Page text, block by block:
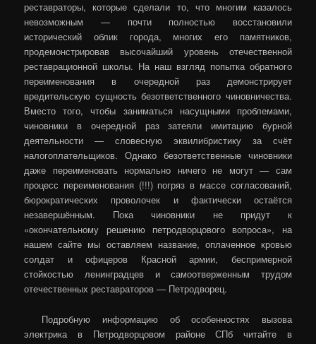
реставраторы, которые сделали то, что многим казалось
невозможным — почти полностью восстановили
исторический облик города, многих его памятников,
продемонстрировав высочайший уровень отечественной
реставрационной школы. На наш взгляд попытка обратного
переименования в очередной раз демонстрирует
вредительскую сущность безответственного чиновничества.
Вместо того, чтобы заниматься насущными проблемами,
чиновники в очередной раз затеяли имитацию бурной
деятельности — словесную эквилибристику за счёт
налогоплательщиков. Однако безответственные чиновники
даже переименовать нормально ничего не могут — сам
процесс переименования (!!!) погряз в массе согласований,
бюрократических проволочек и фактически остаётся
незавершённым. Пока чиновники не придут к
«окончательному решению петродворцового вопроса», на
нашем сайте мы оставляем название, оплаченное кровью
солдат и офицеров Красной армии, беспримерной
стойкостью ленинградцев и самоотверженным трудом
отечественных реставраторов — Петродворец.
Подробную информацию об особенностях вызова
электрика в Петродворцовом районе СПб читайте в